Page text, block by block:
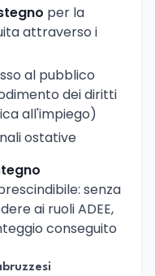
per la
attraverso i
al pubblico
dei diritti
all'impiego)
ostative
senza
ai ruoli ADEE,
conseguito